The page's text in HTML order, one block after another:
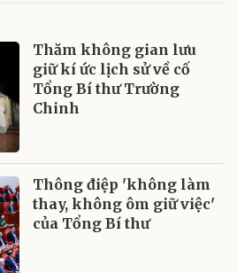
Thăm không gian lưu
giữ kí ức lịch sử về cố
Tổng Bí thư Trường
Chinh
Thông điệp 'không làm
thay, không ôm giữ việc'
của Tổng Bí thư